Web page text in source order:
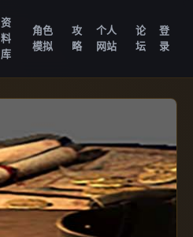
资
料
库
角色
模拟
攻
略
个人
网站
论
坛
登
录